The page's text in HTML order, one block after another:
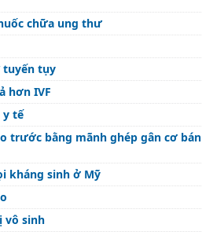
chữa ung thư
tuyến tụy
hơn IVF
y tế
trước bằng mãnh ghép gân cơ
kháng sinh ở Mỹ
vô sinh